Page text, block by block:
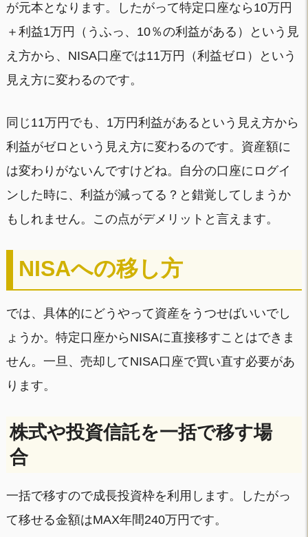
が元本となります。したがって特定口座なら10万円
＋利益1万円（うふっ、10％の利益がある）という見
え方から、NISA口座では11万円（利益ゼロ）という
見え方に変わるのです。
同じ11万円でも、1万円利益があるという見え方から
利益がゼロという見え方に変わるのです。資産額に
は変わりがないんですけどね。自分の口座にログイ
ンした時に、利益が減ってる？と錯覚してしまうか
もしれません。この点がデメリットと言えます。
NISAへの移し方
では、具体的にどうやって資産をうつせばいいでし
ょうか。特定口座からNISAに直接移すことはできま
せん。一旦、売却してNISA口座で買い直す必要があ
ります。
株式や投資信託を一括で移す場
合
一括で移すので成長投資枠を利用します。したがっ
て移せる金額はMAX年間240万円です。